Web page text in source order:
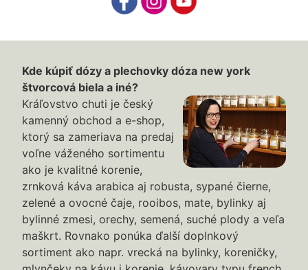
Kde kúpiť dózy a plechovky dóza new york
štvorcová biela a iné?
Kráľovstvo chuti je český
kamenný obchod a e-shop,
ktorý sa zameriava na predaj
voľne váženého sortimentu
ako je kvalitné korenie,
zrnková káva arabica aj robusta, sypané čierne,
zelené a ovocné čaje, rooibos, mate, bylinky aj
bylinné zmesi, orechy, semená, suché plody a veľa
maškrt. Rovnako ponúka ďalší doplnkový
sortiment ako napr. vrecká na bylinky, koreničky,